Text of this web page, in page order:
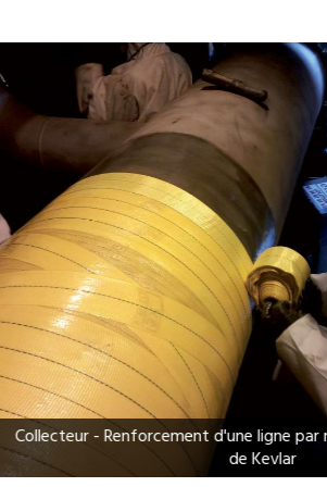
par manchon en résine armée